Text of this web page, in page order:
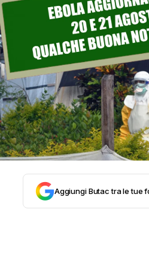
STORIA E CITAZIONI
INTRATTENIMENTO
COMPLOTTI,
EVERGREEN
EDITORIALIAggiungi Butac tra le tue